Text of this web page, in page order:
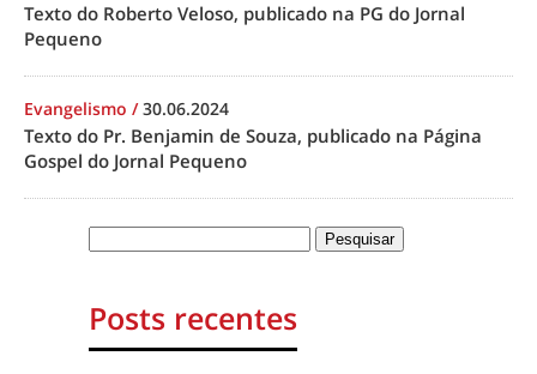
Texto do Roberto Veloso, publicado na PG do Jornal
Pequeno
Evangelismo /30.06.2024
Texto do Pr. Benjamin de Souza, publicado na Página
Gospel do Jornal Pequeno
Posts recentes